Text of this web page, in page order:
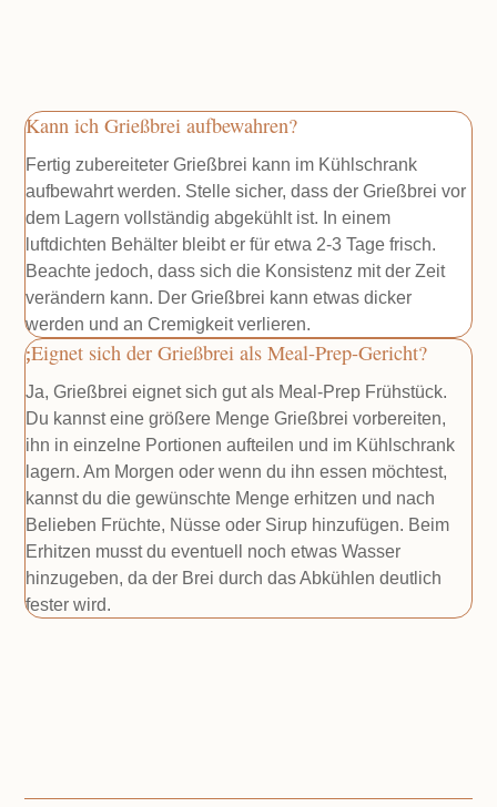
Kann ich Grießbrei aufbewahren?
Fertig zubereiteter Grießbrei kann im Kühlschrank
aufbewahrt werden. Stelle sicher, dass der Grießbrei vor
dem Lagern vollständig abgekühlt ist. In einem
luftdichten Behälter bleibt er für etwa 2-3 Tage frisch.
Beachte jedoch, dass sich die Konsistenz mit der Zeit
verändern kann. Der Grießbrei kann etwas dicker
werden und an Cremigkeit verlieren.
Eignet sich der Grießbrei als Meal-Prep-Gericht?
Ja, Grießbrei eignet sich gut als Meal-Prep Frühstück.
Du kannst eine größere Menge Grießbrei vorbereiten,
ihn in einzelne Portionen aufteilen und im Kühlschrank
lagern. Am Morgen oder wenn du ihn essen möchtest,
kannst du die gewünschte Menge erhitzen und nach
Belieben Früchte, Nüsse oder Sirup hinzufügen. Beim
Erhitzen musst du eventuell noch etwas Wasser
hinzugeben, da der Brei durch das Abkühlen deutlich
fester wird.